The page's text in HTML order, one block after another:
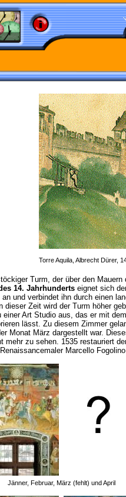
Torre Aquila, Albrecht Dürer,
Turm, der über den
14. Jahrhunderts eignet sich
und verbindet ihn durch einen
dieser Zeit wird der Turm höher
Art Studio aus, das er mit
lässt. Zu diesem Zimmer
Monat März dargestellt war.
mehr zu sehen. 1535 restauriert
Marcello
Jänner, Februar, März (fehlt) und April